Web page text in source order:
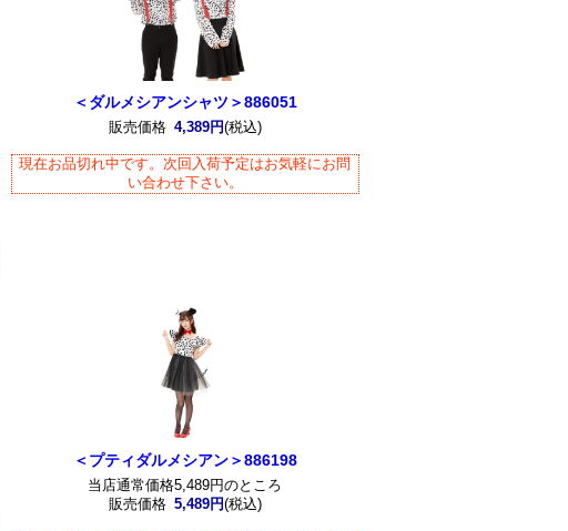
＜ダルメシアンシャツ＞886051
販売価格 4,389円(税込)
現在お品切れ中です。次回入荷予定はお気軽にお問
い合わせ下さい。
＜プティダルメシアン＞886198
当店通常価格5,489円のところ
販売価格 5,489円(税込)